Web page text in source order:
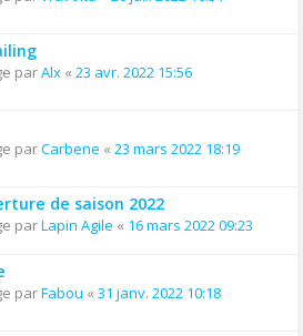
parAlx « 23 avr. 2022 15:56
parCarbene « 23 mars 2022 18:19
de saison 2022
parLapin Agile « 16 mars 2022 09:23
parFabou « 31 janv. 2022 10:18